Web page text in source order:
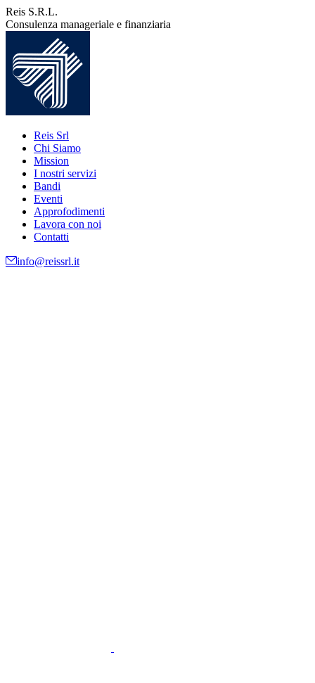
Vai
ai
Reis S.R.L.
Consulenza manageriale e finanziaria
Reis Srl
Chi Siamo
Mission
I nostri servizi
Bandi
Eventi
Approfodimenti
Lavora con noi
Contatti
info@reissrl.it